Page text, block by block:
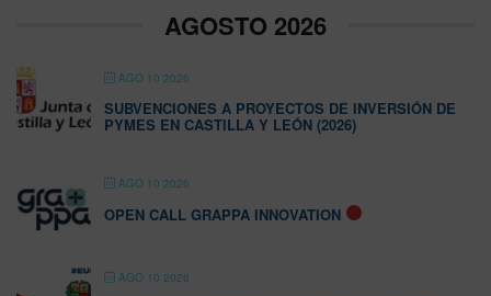
AGOSTO 2026
AGO 10 2026
SUBVENCIONES A PROYECTOS DE INVERSIÓN DE
PYMES EN CASTILLA Y LEÓN (2026)
AGO 10 2026
OPEN CALL GRAPPA INNOVATION
AGO 10 2026